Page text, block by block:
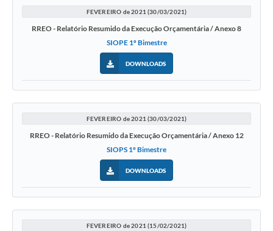
FEVEREIRO de 2021 (30/03/2021)
RREO - Relatório Resumido da Execução Orçamentária / Anexo 8
SIOPE 1º Bimestre
DOWNLOADS
FEVEREIRO de 2021 (30/03/2021)
RREO - Relatório Resumido da Execução Orçamentária / Anexo 12
SIOPS 1º Bimestre
DOWNLOADS
FEVEREIRO de 2021 (15/02/2021)